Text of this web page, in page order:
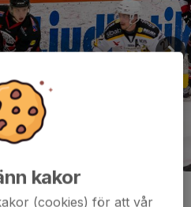
kakor
(cookies) för att vår